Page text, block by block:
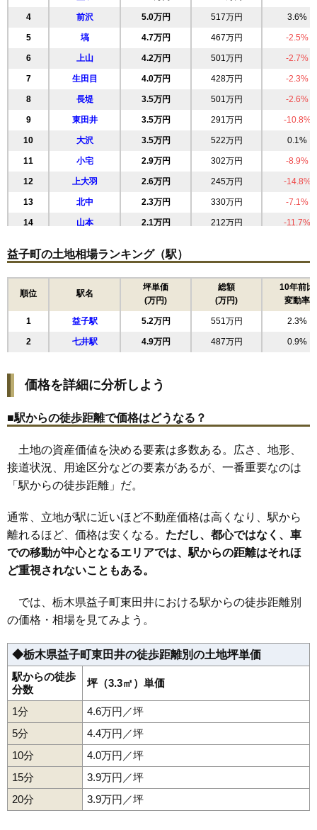
4 前沢 5.0万円 517万円 3.6%
5 塙 4.7万円 467万円 -2.5%
6 上山 4.2万円 501万円 -2.7%
7 生田目 4.0万円 428万円 -2.3%
8 長堤 3.5万円 501万円 -2.6%
9 東田井 3.5万円 291万円 -10.8%
10 大沢 3.5万円 522万円 0.1%
11 小宅 2.9万円 302万円 -8.9%
12 上大羽 2.6万円 245万円 -14.8%
13 北中 2.3万円 330万円 -7.1%
14 山本 2.1万円 212万円 -11.7%
益子町の土地相場ランキング（駅）
順位 駅名
坪単価
(万円)
総額
(万円)
10年前比
変動率
1 益子駅 5.2万円 551万円 2.3%
2 七井駅 4.9万円 487万円 0.9%
価格を詳細に分析しよう
■駅からの徒歩距離で価格はどうなる？
土地の資産価値を決める要素は多数ある。広さ、地形、
接道状況、用途区分などの要素があるが、一番重要なのは
「駅からの徒歩距離」だ。
通常、立地が駅に近いほど不動産価格は高くなり、駅から
離れるほど、価格は安くなる。 ただし、都心ではなく、車
での移動が中心となるエリアでは、駅からの距離はそれほ
ど重視されないこともある。
では、栃木県益子町東田井における駅からの徒歩距離別
の価格・相場を見てみよう。
◆栃木県益子町東田井の徒歩距離別の土地坪単価
駅からの徒歩
分数
坪（3.3㎡）単価
1分
4.6万円／坪
5分
4.4万円／坪
10分
4.0万円／坪
15分
3.9万円／坪
20分
3.9万円／坪